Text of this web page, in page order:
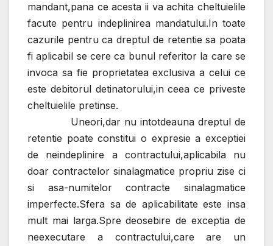
mandant,pana ce acesta ii va achita cheltuielile
facute pentru indeplinirea mandatului.In toate
cazurile pentru ca dreptul de retentie sa poata
fi aplicabil se cere ca bunul referitor la care se
invoca sa fie proprietatea exclusiva a celui ce
este debitorul detinatorului,in ceea ce priveste
cheltuielile pretinse.
Uneori,dar nu intotdeauna dreptul de
retentie poate constitui o expresie a exceptiei
de neindeplinire a contractului,aplicabila nu
doar contractelor sinalagmatice propriu zise ci
si asa-numitelor contracte sinalagmatice
imperfecte.Sfera sa de aplicabilitate este insa
mult mai larga.Spre deosebire de exceptia de
neexecutare a contractului,care are un